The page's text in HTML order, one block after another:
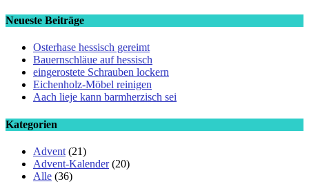
Neueste Beiträge
Osterhase hessisch gereimt
Bauernschläue auf hessisch
eingerostete Schrauben lockern
Eichenholz-Möbel reinigen
Aach lieje kann barmherzisch sei
Kategorien
Advent (21)
Advent-Kalender(20)
Alle (36)